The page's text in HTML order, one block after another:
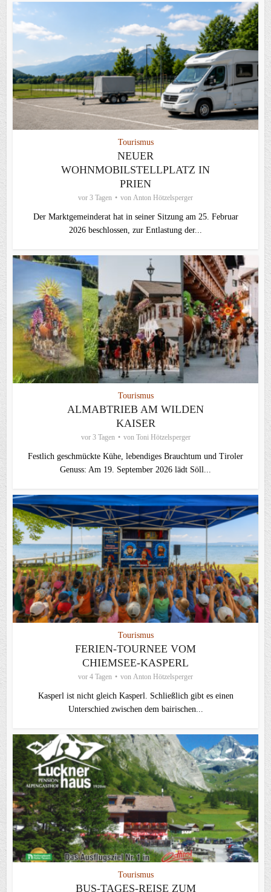
Tourismus
NEUER
WOHNMOBILSTELLPLATZ IN
PRIEN
vor 3 Tagen von Anton Hötzelsperger
Der Marktgemeinderat hat in seiner Sitzung am 25. Februar
2026 beschlossen, zur Entlastung der...
Tourismus
ALMABTRIEB AM WILDEN
KAISER
vor 3 Tagen von Toni Hötzelsperger
Festlich geschmückte Kühe, lebendiges Brauchtum und Tiroler
Genuss: Am 19. September 2026 lädt Söll...
Tourismus
FERIEN-TOURNEE VOM
CHIEMSEE-KASPERL
vor 4 Tagen von Anton Hötzelsperger
Kasperl ist nicht gleich Kasperl. Schließlich gibt es einen
Unterschied zwischen dem bairischen...
Tourismus
BUS-TAGES-REISE ZUM